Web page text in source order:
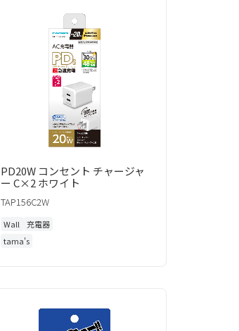
PD20W コンセント チャージャ
ー C×2 ホワイト
TAP156C2W
Wall
充電器
tama's